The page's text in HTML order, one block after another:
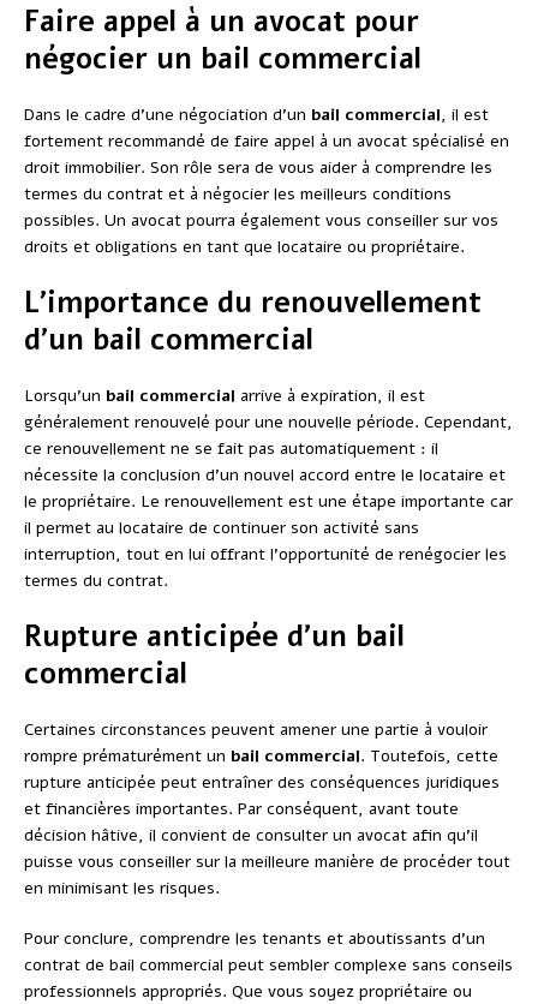
Faire appel à un avocat pour
négocier un bail commercial
Dans le cadre d’une négociation d’un bail commercial, il est
fortement recommandé de faire appel à un avocat spécialisé en
droit immobilier. Son rôle sera de vous aider à comprendre les
termes du contrat et à négocier les meilleurs conditions
possibles. Un avocat pourra également vous conseiller sur vos
droits et obligations en tant que locataire ou propriétaire.
L’importance du renouvellement
d’un bail commercial
Lorsqu’un bail commercial arrive à expiration, il est
généralement renouvelé pour une nouvelle période. Cependant,
ce renouvellement ne se fait pas automatiquement : il
nécessite la conclusion d’un nouvel accord entre le locataire et
le propriétaire. Le renouvellement est une étape importante car
il permet au locataire de continuer son activité sans
interruption, tout en lui offrant l’opportunité de renégocier les
termes du contrat.
Rupture anticipée d’un bail
commercial
Certaines circonstances peuvent amener une partie à vouloir
rompre prématurément un bail commercial. Toutefois, cette
rupture anticipée peut entraîner des conséquences juridiques
et financières importantes. Par conséquent, avant toute
décision hâtive, il convient de consulter un avocat afin qu’il
puisse vous conseiller sur la meilleure manière de procéder tout
en minimisant les risques.
Pour conclure, comprendre les tenants et aboutissants d’un
contrat de bail commercial peut sembler complexe sans conseils
professionnels appropriés. Que vous soyez propriétaire ou